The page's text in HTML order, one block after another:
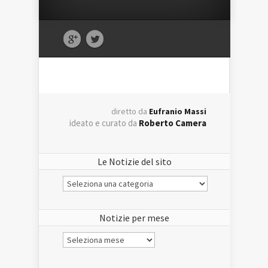
diretto da Eufranio Massi
ideato e curato da Roberto Camera
Le Notizie del sito
Le
Notizie
Notizie per mese
Notizie
per